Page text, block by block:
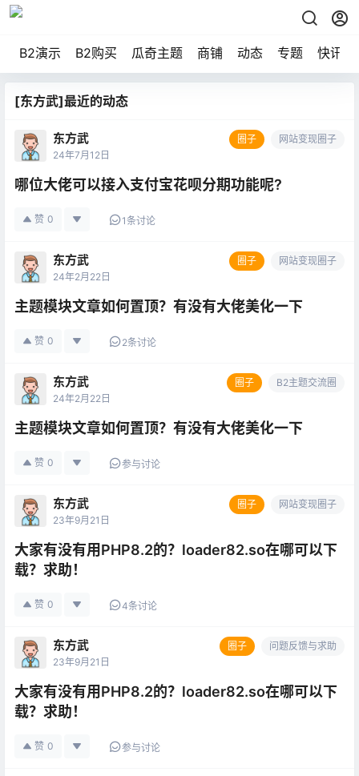
B2演示 B2购买 瓜奇主题 商铺 动态 专题 快讯
[东方武]最近的动态
东方武 圈子
网站变现圈子
24年7月12日
哪位大佬可以接入支付宝花呗分期功能呢?
赞 0 1条讨论
东方武 圈子
网站变现圈子
24年2月22日
主题模块文章如何置顶？有没有大佬美化一下
赞 0 2条讨论
东方武 圈子
B2主题交流圈
24年2月22日
主题模块文章如何置顶？有没有大佬美化一下
赞 0 参与讨论
东方武 圈子
网站变现圈子
23年9月21日
大家有没有用PHP8.2的？loader82.so在哪可以下
载？求助！
赞 0 4条讨论
东方武 圈子
问题反馈与求助
23年9月21日
大家有没有用PHP8.2的？loader82.so在哪可以下
载？求助！
赞 0 参与讨论